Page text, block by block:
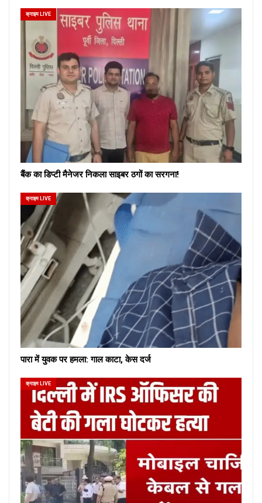
क्राइम LIVE
बैंक का डिप्टी मैनेजर निकला साइबर ठगों का सरगना!
क्राइम LIVE
पारा में युवक पर हमला: गाल काटा, केस दर्ज
क्राइम LIVE